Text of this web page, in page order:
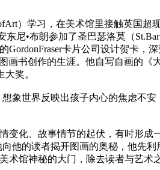
）学习，在美术馆里接触英国超
尼•布朗参加了圣巴瑟洛莫（
卡片公司设计贺卡，
画书创作的生涯。他自写自画的《
奖。
世界反映出孩子内心的焦虑不安
化、故事情节的起伏，有时形成
他的读者揭开图画的奥秘，他先
术馆神秘的大门，除去读者与艺术